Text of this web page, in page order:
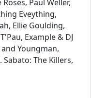
Paul Weller,
Eveything,
Ellie Goulding,
Example & DJ
Youngman,
The Killers,